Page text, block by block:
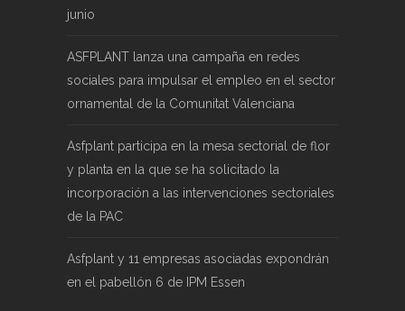
junio
ASFPLANT lanza una campaña en redes
sociales para impulsar el empleo en el sector
ornamental de la Comunitat Valenciana
Asfplant participa en la mesa sectorial de flor
y planta en la que se ha solicitado la
incorporación a las intervenciones sectoriales
de la PAC
Asfplant y 11 empresas asociadas expondrán
en el pabellón 6 de IPM Essen